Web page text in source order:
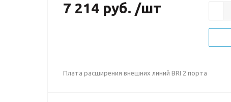
7 214 руб. /шт
Плата расширения внешних линий BRI 2 порта